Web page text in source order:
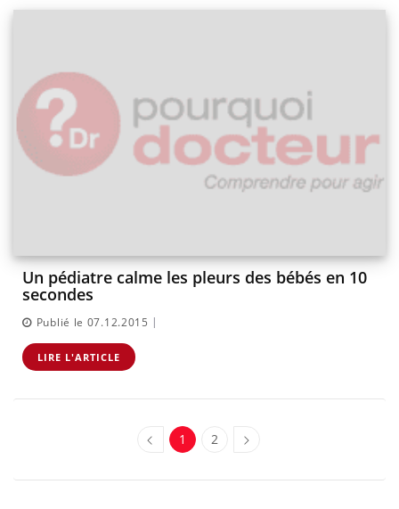
Un pédiatre calme les pleurs des bébés en 10
secondes
Publié le 07.12.2015 |
LIRE L'ARTICLE
1 2